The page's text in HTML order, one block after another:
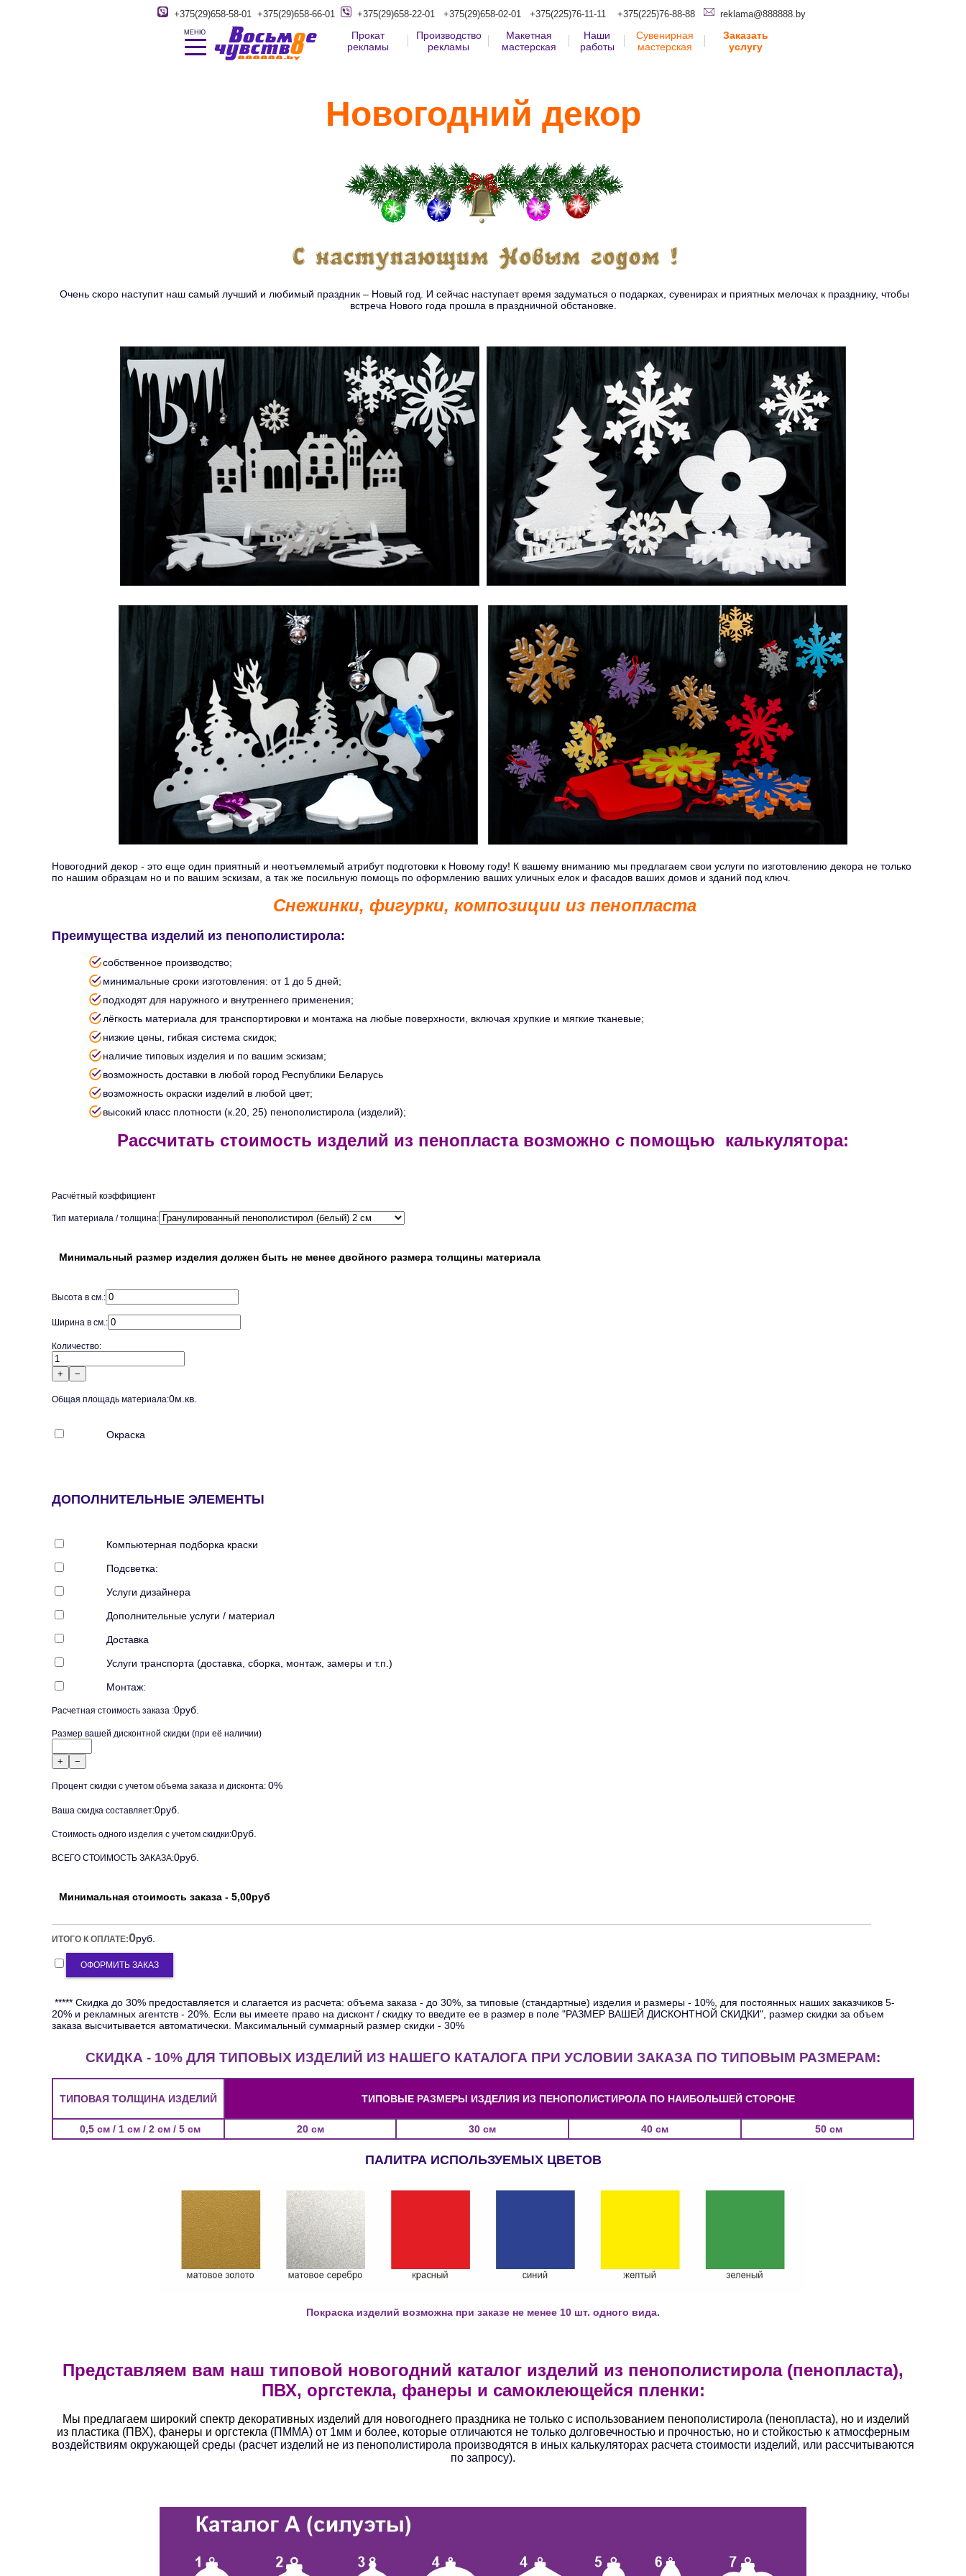
+375(29)658-58-01 +375(29)658-66-01 +375(29)658-22-01 +375(29)658-02-01 +375(225)76-11-11 +375(225)76-88-88 reklama@888888.by
МЕНЮ
Прокат
рекламы
Производство
рекламы
Макетная
мастерская
Наши
работы
Сувенирная
мастерская
Заказать
услугу
Новогодний декор
Очень скоро наступит наш самый лучший и любимый праздник – Новый год. И сейчас наступает время задуматься о подарках, сувенирах и приятных мелочах к празднику, чтобы
встреча Нового года прошла в праздничной обстановке.
Новогодний декор - это еще один приятный и неотъемлемый атрибут подготовки к Новому году! К вашему вниманию мы предлагаем свои услуги по изготовлению декора не только
по нашим образцам но и по вашим эскизам, а так же посильную помощь по оформлению ваших уличных елок и фасадов ваших домов и зданий под ключ.
Снежинки, фигурки, композиции из пенопласта
Преимущества изделий из пенополистирола:
собственное производство;
минимальные сроки изготовления: от 1 до 5 дней;
подходят для наружного и внутреннего применения;
лёгкость материала для транспортировки и монтажа на любые поверхности, включая хрупкие и мягкие тканевые;
низкие цены, гибкая система скидок;
наличие типовых изделия и по вашим эскизам;
возможность доставки в любой город Республики Беларусь
возможность окраски изделий в любой цвет;
высокий класс плотности (к.20, 25) пенополистирола (изделий);
Расcчитать стоимость изделий из пенопласта возможно с помощью калькулятора:
Расчётный коэффициент
Тип материала / толщина:
Минимальный размер изделия должен быть не менее двойного размера толщины материала
Высота в см.:
Ширина в см.:
Количество:
+ −
Общая площадь материала:0м.кв.
Окраска
ДОПОЛНИТЕЛЬНЫЕ ЭЛЕМЕНТЫ
Компьютерная подборка краски
Подсветка:
Услуги дизайнера
Дополнительные услуги / материал
Доставка
Услуги транспорта (доставка, сборка, монтаж, замеры и т.п.)
Монтаж:
Расчетная стоимость заказа :0руб.
Размер вашей дисконтной скидки (при её наличии)
+ −
Процент скидки с учетом объема заказа и дисконта: 0%
Ваша скидка составляет:0руб.
Стоимость одного изделия c учетом скидки:0руб.
ВСЕГО СТОИМОСТЬ ЗАКАЗА:0руб.
Минимальная стоимость заказа - 5,00руб
ИТОГО К ОПЛАТЕ:0руб.
ОФОРМИТЬ ЗАКАЗ
***** Скидка до 30% предоставляется и слагается из расчета: объема заказа - до 30%, за типовые (стандартные) изделия и размеры - 10%, для постоянных наших заказчиков 5-
20% и рекламных агентств - 20%. Если вы имеете право на дисконт / скидку то введите ее в размер в поле "РАЗМЕР ВАШЕЙ ДИСКОНТНОЙ СКИДКИ", размер скидки за объем
заказа высчитывается автоматически. Максимальный суммарный размер скидки - 30%
СКИДКА - 10% ДЛЯ ТИПОВЫХ ИЗДЕЛИЙ ИЗ НАШЕГО КАТАЛОГА ПРИ УСЛОВИИ ЗАКАЗА ПО ТИПОВЫМ РАЗМЕРАМ:
ТИПОВАЯ ТОЛЩИНА ИЗДЕЛИЙ ТИПОВЫЕ РАЗМЕРЫ ИЗДЕЛИЯ ИЗ ПЕНОПОЛИСТИРОЛА ПО НАИБОЛЬШЕЙ СТОРОНЕ
0,5 см / 1 см / 2 см / 5 см 20 см 30 см 40 см 50 см
ПАЛИТРА ИСПОЛЬЗУЕМЫХ ЦВЕТОВ
Покраска изделий возможна при заказе не менее 10 шт. одного вида.
Представляем вам наш типовой новогодний каталог изделий из пенополистирола (пенопласта),
ПВХ, оргстекла, фанеры и самоклеющейся пленки:
Мы предлагаем широкий спектр декоративных изделий для новогоднего праздника не только с использованием пенополистирола (пенопласта), но и изделий
из пластика (ПВХ), фанеры и оргстекла (ПММА) от 1мм и более, которые отличаются не только долговечностью и прочностью, но и стойкостью к атмосферным
воздействиям окружающей среды (расчет изделий не из пенополистирола производятся в иных калькуляторах расчета стоимости изделий, или рассчитываются
по запросу).